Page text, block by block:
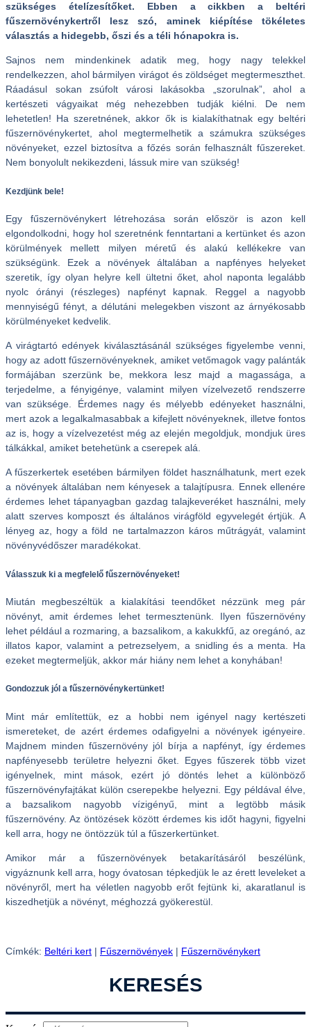
szükséges ételízesítőket. Ebben a cikkben a beltéri
fűszernövénykertről lesz szó, aminek kiépítése tökéletes
választás a hidegebb, őszi és a téli hónapokra is.
Sajnos nem mindenkinek adatik meg, hogy nagy telekkel
rendelkezzen, ahol bármilyen virágot és zöldséget megtermeszthet.
Ráadásul sokan zsúfolt városi lakásokba „szorulnak”, ahol a
kertészeti vágyaikat még nehezebben tudják kiélni. De nem
lehetetlen! Ha szeretnének, akkor ők is kialakíthatnak egy beltéri
fűszernövénykertet, ahol megtermelhetik a számukra szükséges
növényeket, ezzel biztosítva a főzés során felhasznált fűszereket.
Nem bonyolult nekikezdeni, lássuk mire van szükség!
Kezdjünk bele!
Egy fűszernövénykert létrehozása során először is azon kell
elgondolkodni, hogy hol szeretnénk fenntartani a kertünket és azon
körülmények mellett milyen méretű és alakú kellékekre van
szükségünk. Ezek a növények általában a napfényes helyeket
szeretik, így olyan helyre kell ültetni őket, ahol naponta legalább
nyolc órányi (részleges) napfényt kapnak. Reggel a nagyobb
mennyiségű fényt, a délutáni melegekben viszont az árnyékosabb
körülményeket kedvelik.
A virágtartó edények kiválasztásánál szükséges figyelembe venni,
hogy az adott fűszernövényeknek, amiket vetőmagok vagy palánták
formájában szerzünk be, mekkora lesz majd a magassága, a
terjedelme, a fényigénye, valamint milyen vízelvezető rendszerre
van szüksége. Érdemes nagy és mélyebb edényeket használni,
mert azok a legalkalmasabbak a kifejlett növényeknek, illetve fontos
az is, hogy a vízelvezetést még az elején megoldjuk, mondjuk üres
tálkákkal, amiket betehetünk a cserepek alá.
A fűszerkertek esetében bármilyen földet használhatunk, mert ezek
a növények általában nem kényesek a talajtípusra. Ennek ellenére
érdemes lehet tápanyagban gazdag talajkeveréket használni, mely
alatt szerves komposzt és általános virágföld egyvelegét értjük. A
lényeg az, hogy a föld ne tartalmazzon káros műtrágyát, valamint
növényvédőszer maradékokat.
Válasszuk ki a megfelelő fűszernövényeket!
Miután megbeszéltük a kialakítási teendőket nézzünk meg pár
növényt, amit érdemes lehet termesztenünk. Ilyen fűszernövény
lehet például a rozmaring, a bazsalikom, a kakukkfű, az oregánó, az
illatos kapor, valamint a petrezselyem, a snidling és a menta. Ha
ezeket megtermeljük, akkor már hiány nem lehet a konyhában!
Gondozzuk jól a fűszernövénykertünket!
Mint már említettük, ez a hobbi nem igényel nagy kertészeti
ismereteket, de azért érdemes odafigyelni a növények igényeire.
Majdnem minden fűszernövény jól bírja a napfényt, így érdemes
napfényesebb területre helyezni őket. Egyes fűszerek több vizet
igényelnek, mint mások, ezért jó döntés lehet a különböző
fűszernövényfajtákat külön cserepekbe helyezni. Egy példával élve,
a bazsalikom nagyobb vízigényű, mint a legtöbb másik
fűszernövény. Az öntözések között érdemes kis időt hagyni, figyelni
kell arra, hogy ne öntözzük túl a fűszerkertünket.
Amikor már a fűszernövények betakarításáról beszélünk,
vigyáznunk kell arra, hogy óvatosan tépkedjük le az érett leveleket a
növényről, mert ha véletlen nagyobb erőt fejtünk ki, akaratlanul is
kiszedhetjük a növényt, méghozzá gyökerestül.
Címkék: Beltéri kert | Fűszernövények | Fűszernövénykert
KERESÉS